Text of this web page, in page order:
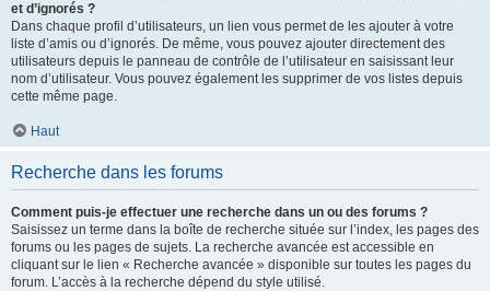
et d’ignorés ?
Dans chaque profil d’utilisateurs, un lien vous permet de les ajouter à votre
liste d’amis ou d’ignorés. De même, vous pouvez ajouter directement des
utilisateurs depuis le panneau de contrôle de l’utilisateur en saisissant leur
nom d’utilisateur. Vous pouvez également les supprimer de vos listes depuis
cette même page.
Haut
Recherche dans les forums
Comment puis-je effectuer une recherche dans un ou des forums ?
Saisissez un terme dans la boîte de recherche située sur l’index, les pages des
forums ou les pages de sujets. La recherche avancée est accessible en
cliquant sur le lien « Recherche avancée » disponible sur toutes les pages du
forum. L’accès à la recherche dépend du style utilisé.